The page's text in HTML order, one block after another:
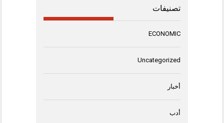
تصنيفات
ECONOMIC
Uncategorized
أخبار
أدب